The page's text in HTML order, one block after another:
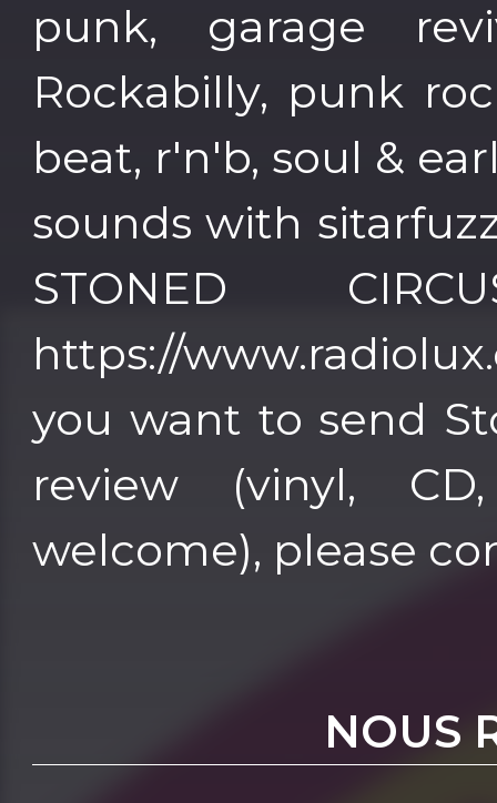
punk, garage
Rockabilly, punk
beat, r'n'b, soul &
sounds with
STONED
https://
you want to send
review (vinyl,
welcome), please
NOUS